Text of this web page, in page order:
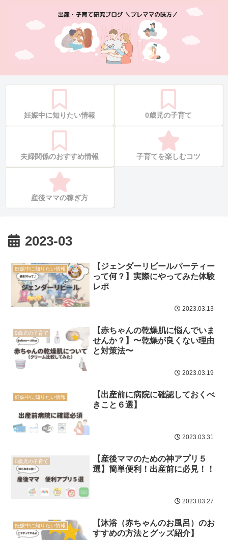
妊娠中に知りたい情報 0歳児の子育て
夫婦関係のおすすめ情報 子育てを楽しむコツ
産後ママの稼ぎ方
2023-03
妊娠中に知りたい情報
【ジェンダーリビールパーティー
って何？】実際にやってみた体験
レポ
2023.03.13
0歳児の子育て
【赤ちゃんの乾燥肌に悩んでいま
せんか？】〜乾燥が良くない理由
と対策法〜
2023.03.19
妊娠中に知りたい情報
【出産前に病院に確認しておくべ
きこと６選】
2023.03.31
0歳児の子育て
【産後ママのための神アプリ５
選】簡単便利！出産前に必見！！
2023.03.27
妊娠中に知りたい情報
【沐浴（赤ちゃんのお風呂）のお
すすめの方法とグッズ紹介】